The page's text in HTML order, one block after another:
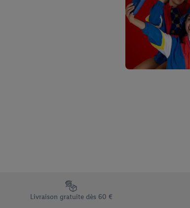
Élément du pied de page avec les différents
Livraison gratuite dès 60 €